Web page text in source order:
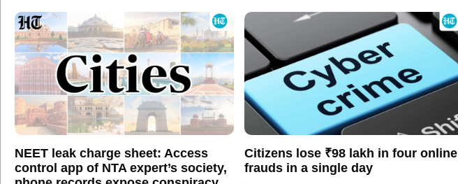
NEET leak charge sheet: Access
control app of NTA expert’s society,
Citizens lose ₹98 lakh in four online
frauds in a single day